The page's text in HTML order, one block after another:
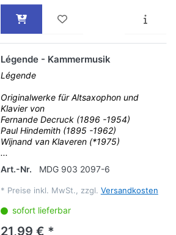
Légende - Kammermusik
Légende
Originalwerke für Altsaxophon und
Klavier von
Fernande Decruck (1896 -1954)
Paul Hindemith (1895 -1962)
Wijnand van Klaveren (*1975)
...
Art.-Nr.
MDG 903 2097-6
* Preise inkl. MwSt., zzgl. Versandkosten
sofort lieferbar
21,99 € *